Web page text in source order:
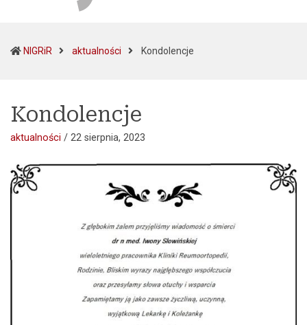
NIGRiR aktualności Kondolencje
Kondolencje
aktualności / 22 sierpnia, 2023